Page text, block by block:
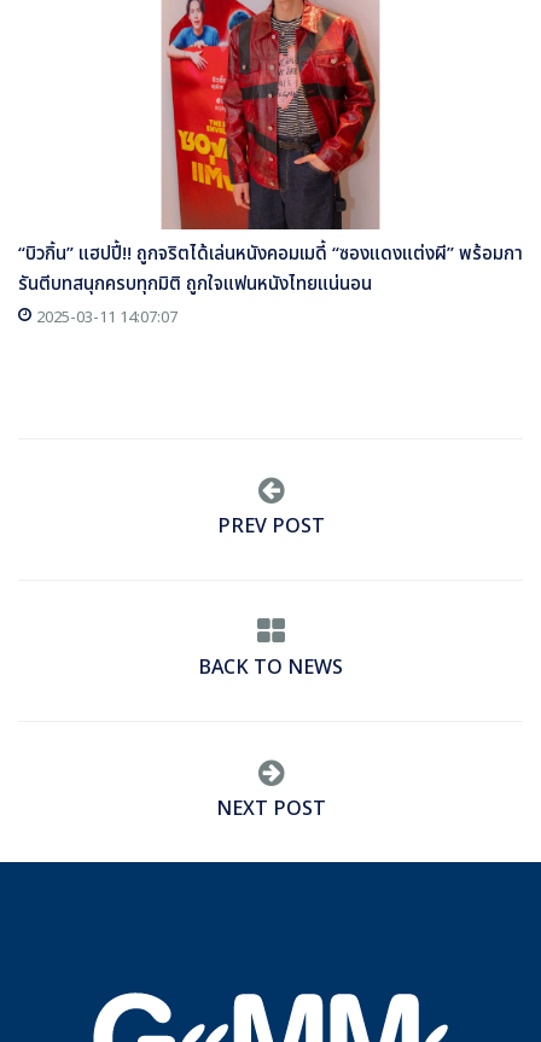
“บิวกิ้น” แฮปปี้!! ถูกจริตได้เล่นหนังคอมเมดี้ “ซองแดงแต่งผี” พร้อมกา
รันตีบทสนุกครบทุกมิติ ถูกใจแฟนหนังไทยแน่นอน
2025-03-11 14:07:07
PREV POST
BACK TO NEWS
NEXT POST